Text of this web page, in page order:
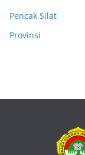
Pencak Silat
Provinsi